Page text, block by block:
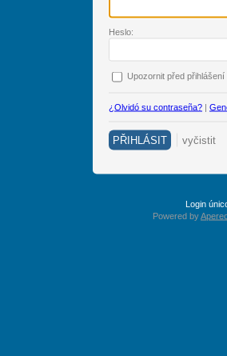
Heslo:
Upozornit před přihlášení
¿Olvidó su contraseña? |
Login
Powered by